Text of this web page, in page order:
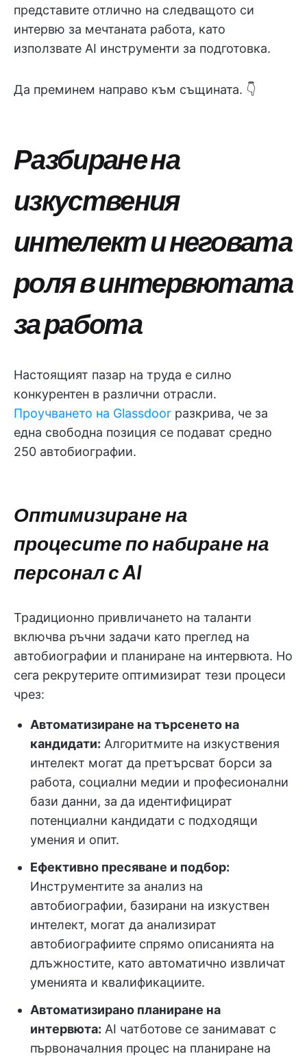
представите отлично на следващото си
интервю за мечтаната работа, като
използвате AI инструменти за подготовка.
Да преминем направо към същината. 👇
Разбиране на
изкуствения
интелект и неговата
роля в интервютата
за работа
Настоящият пазар на труда е силно
конкурентен в различни отрасли.
Проучването на Glassdoor разкрива, че за
една свободна позиция се подават средно
250 автобиографии.
Оптимизиране на
процесите по набиране на
персонал с AI
Традиционно привличането на таланти
включва ръчни задачи като преглед на
автобиографии и планиране на интервюта. Но
сега рекрутерите оптимизират тези процеси
чрез:
Автоматизиране на търсенето на
кандидати: Алгоритмите на изкуствения
интелект могат да претърсват борси за
работа, социални медии и професионални
бази данни, за да идентифицират
потенциални кандидати с подходящи
умения и опит.
Ефективно пресяване и подбор:
Инструментите за анализ на
автобиографии, базирани на изкуствен
интелект, могат да анализират
автобиографиите спрямо описанията на
длъжностите, като автоматично извличат
уменията и квалификациите.
Автоматизирано планиране на
интервюта: AI чатботове се занимават с
първоначалния процес на планиране на